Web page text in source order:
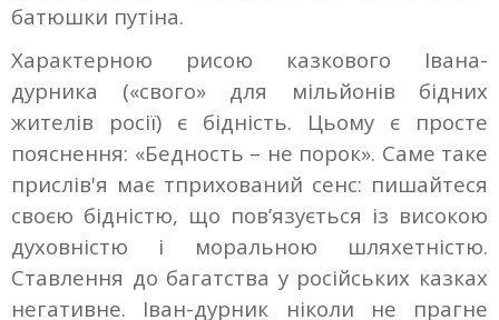
батюшки путіна.
Характерною рисою казкового Івана-
дурника («свого» для мільйонів бідних
жителів росії) є бідність. Цьому є просте
пояснення: «Бедность – не порок». Саме таке
прислів'я має тприхований сенс: пишайтеся
своєю бідністю, що пов’язується із високою
духовністю і моральною шляхетністю.
Ставлення до багатства у російських казках
негативне. Іван-дурник ніколи не прагне